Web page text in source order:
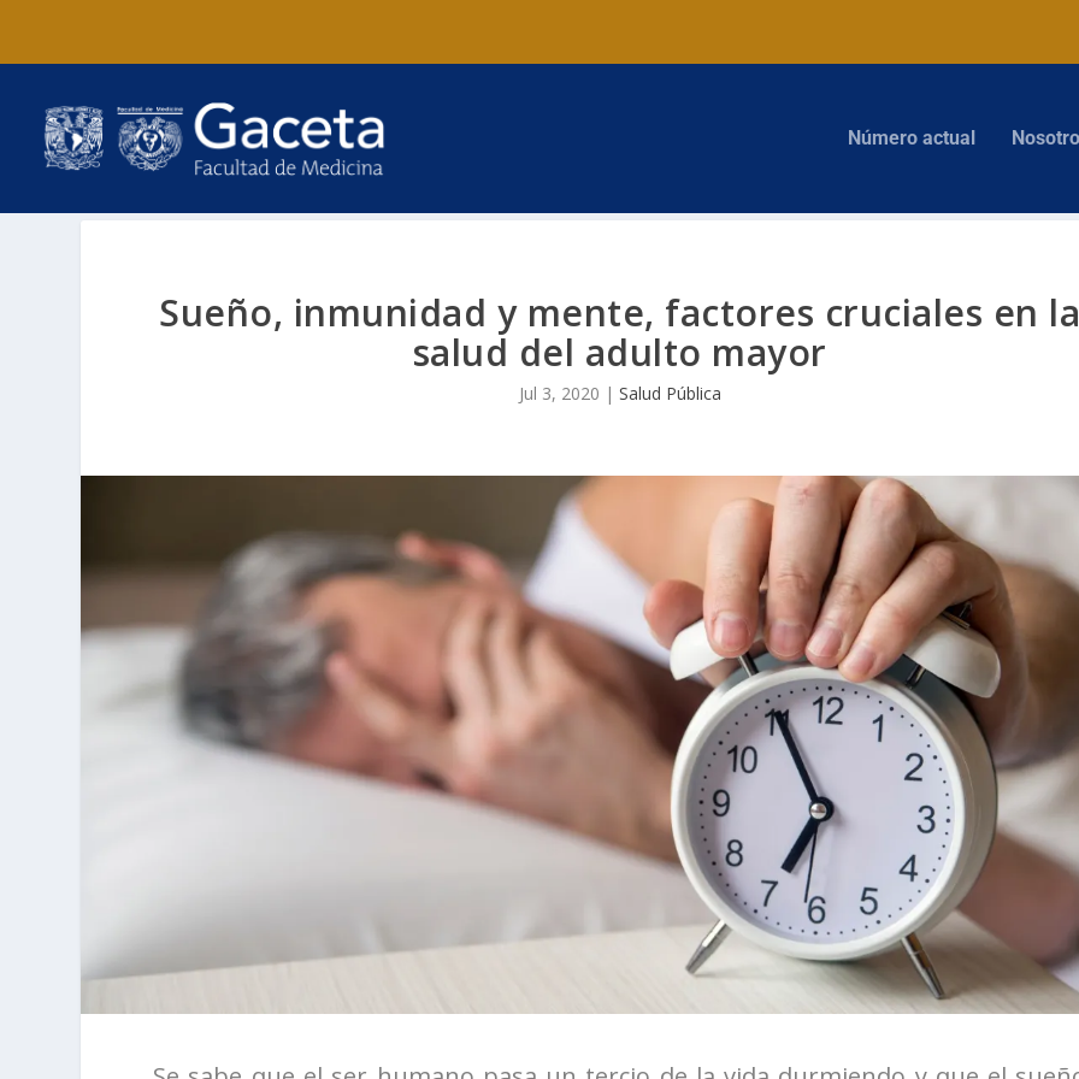
Número actual
Sueño, inmunidad y mente, factores cruciales en
salud del adulto mayor
Jul 3, 2020 | Salud Pública